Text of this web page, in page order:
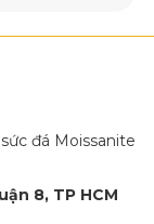
đá Moissanite
8, TP HCM